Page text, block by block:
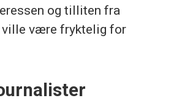
og tilliten fra
ville være fryktelig for